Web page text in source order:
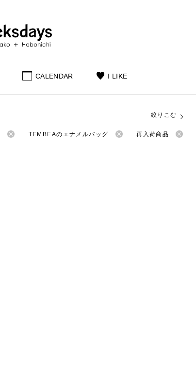
CALENDAR I LIKE
絞りこむ
TEMBEAのエナメルバッグ 再入荷商品